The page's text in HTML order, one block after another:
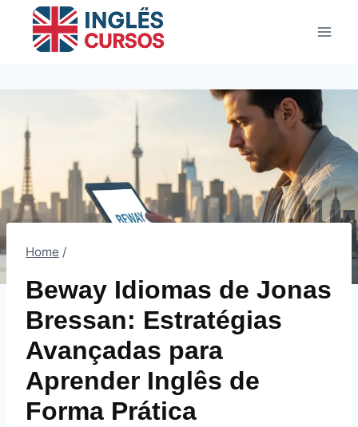
Conteúdo
Home /
Beway Idiomas de Jonas
Bressan: Estratégias
Avançadas para
Aprender Inglês de
Forma Prática